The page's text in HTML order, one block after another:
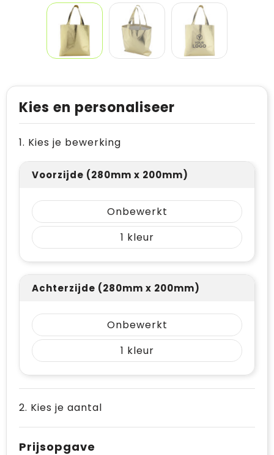
Kies en personaliseer
1. Kies je bewerking
Voorzijde (280mm x 200mm)
Onbewerkt
1
Achterzijde (280mm x 200mm)
Onbewerkt
1
2. Kies je aantal
Prijsopgave